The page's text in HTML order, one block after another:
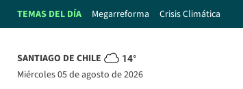
TEMAS DEL DÍA Megarreforma Crisis Climática
SANTIAGO DE CHILE 14°
miércoles 05 de agosto de 2026